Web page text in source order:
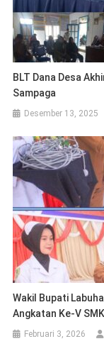
BLT Dana Desa
Sampaga
Desember 13, 2025
Wakil Bupati
Angkatan Ke-V
Februari 3, 2026